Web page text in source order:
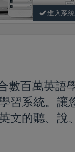
進入系統
數百萬英語
習系統。讓
文的聽、說